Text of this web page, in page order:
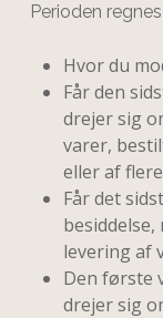
Perioden
Hvor du
Får den
drejer sig
varer,
eller af
Får det
levering af
Den første
drejer sig